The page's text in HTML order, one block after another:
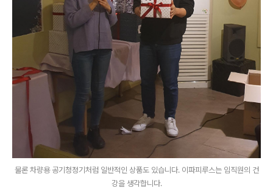
물론 차량용 공기청정기처럼 일반적인 상품도 있습니다. 이파피루스는 임직원의 건
강을 생각합니다.